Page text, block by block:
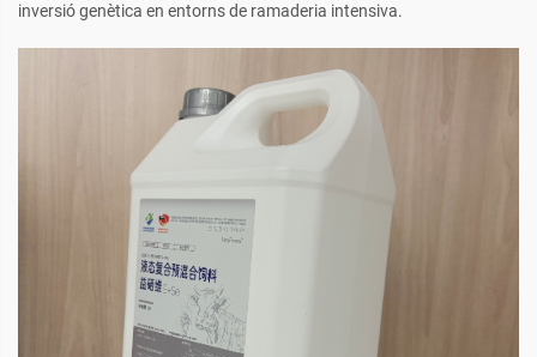
inversió genètica en entorns de ramaderia intensiva.